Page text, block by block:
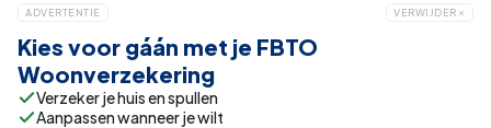
ADVERTENTIE VERWIJDER
Kies voor gáán met je FBTO
Woonverzekering
Verzeker je huis en spullen
Aanpassen wanneer je wilt